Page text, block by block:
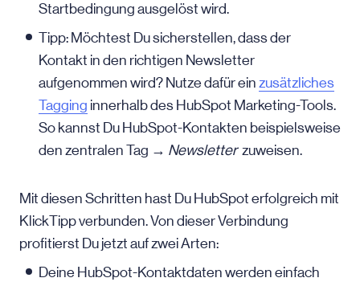
Startbedingung ausgelöst wird.
Tipp: Möchtest Du sicherstellen, dass der
Kontakt in den richtigen Newsletter
aufgenommen wird? Nutze dafür ein zusätzliches
Tagging innerhalb des HubSpot Marketing-Tools.
So kannst Du HubSpot-Kontakten beispielsweise
den zentralen Tag → Newsletterzuweisen.
Mit diesen Schritten hast Du HubSpot erfolgreich mit
KlickTipp verbunden. Von dieser Verbindung
profitierst Du jetzt auf zwei Arten:
Deine HubSpot-Kontaktdaten werden einfach